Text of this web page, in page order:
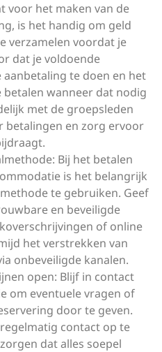
voor het maken van de
is het handig om geld
verzamelen voordat je
dat je voldoende
te doen en het
wanneer dat nodig
met de groepsleden
betalingen en zorg ervoor
Bij het betalen
is het belangrijk
te gebruiken. Geef
en beveiligde
of online
het verstrekken van
onbeveiligde kanalen.
open: Blijf in contact
om eventuele vragen of
door te geven.
contact op te
dat alles soepel